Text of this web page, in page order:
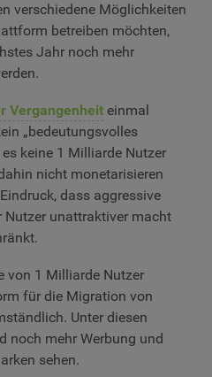
verschiedene Möglichkeiten
betreiben möchten,
Jahr noch mehr
Vergangenheit einmal
„bedeutungsvolles
keine 1 Milliarde Nutzer
nicht monetarisieren
dass aggressive
Nutzer unattraktiver macht
von 1 Milliarde Nutzer
für die Migration von
Unter diesen
noch mehr Werbung und
sehen.